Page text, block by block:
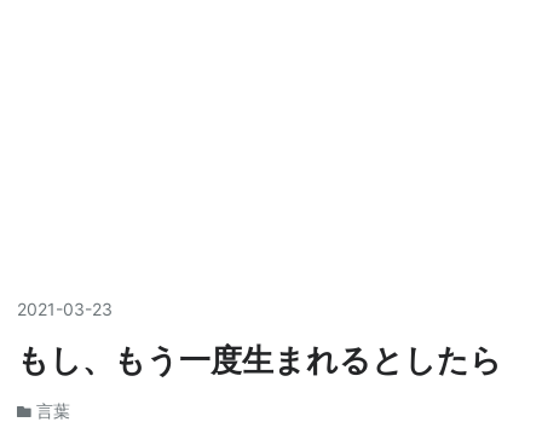
2021-03-23
もし、もう一度生まれるとしたら
言葉